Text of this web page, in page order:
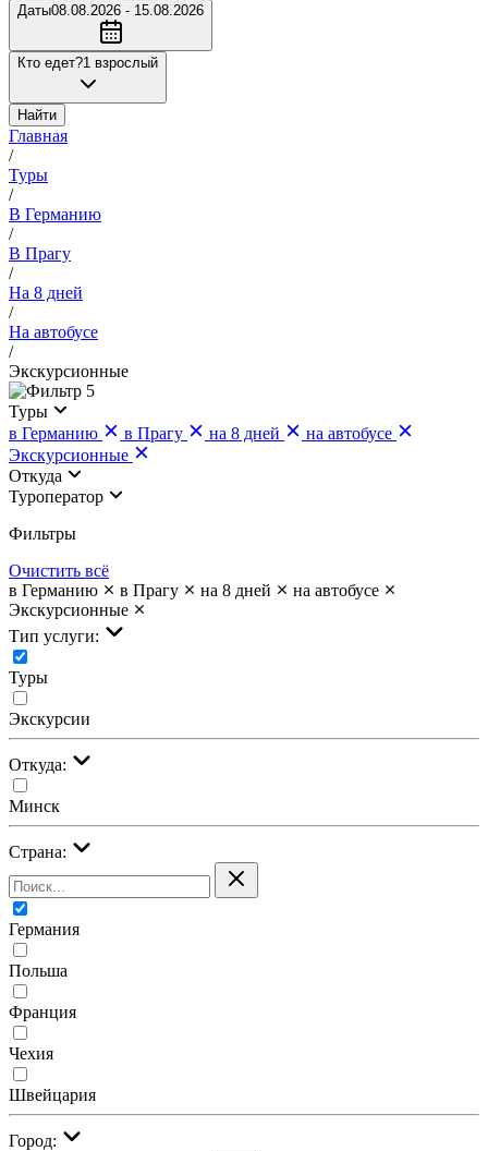
Даты08.08.2026 - 15.08.2026
Кто едет?1 взрослый
Найти
Главная
/
Туры
/
В Германию
/
В Прагу
/
На 8 дней
/
На автобусе
/
Экскурсионные
5
Туры
в Германию
в Прагу на 8 дней
на автобусе
Экскурсионные
Откуда
Туроператор
Фильтры
Очистить всё
в Германию
в Прагу на 8 дней
на автобусе
Экскурсионные
Тип услуги:
Туры
Экскурсии
Откуда:
Минск
Страна:
Германия
Польша
Франция
Чехия
Швейцария
Город: